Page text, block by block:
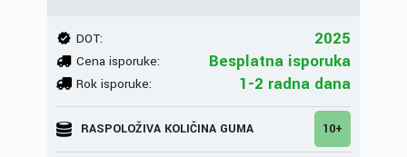
DOT: 2025
Cena isporuke: Besplatna isporuka
Rok isporuke: 1-2 radna dana
RASPOLOŽIVA KOLIČINA GUMA 10+